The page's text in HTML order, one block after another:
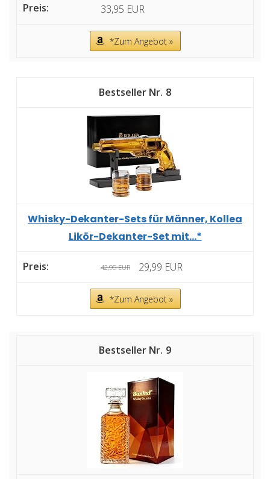
33,95 EUR
*Zum Angebot »
8
Whisky-Dekanter-Sets für Männer, Kollea
Likör-Dekanter-Set mit...*
42,99 EUR 29,99 EUR
*Zum Angebot »
9